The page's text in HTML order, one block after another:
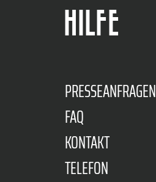
HILFE
PRESSEANFRAGEN
FAQ
KONTAKT
TELEFON